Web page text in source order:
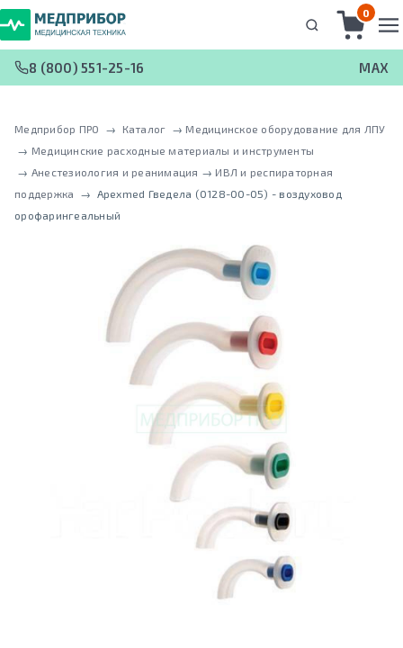
0
8 (800) 551-25-16 MAX
Медприбор ПРО → Каталог → Медицинское оборудование для ЛПУ
→ Медицинские расходные материалы и инструменты
→ Анестезиология и реанимация → ИВЛ и респираторная
поддержка
→ Apexmed Гведела (0128-00-05) - воздуховод
орофарингеальный